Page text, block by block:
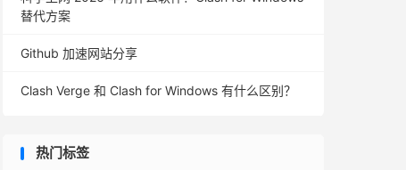
替代方案
Github 加速网站分享
Clash Verge 和 Clash for Windows 有什么区别？
热门标签